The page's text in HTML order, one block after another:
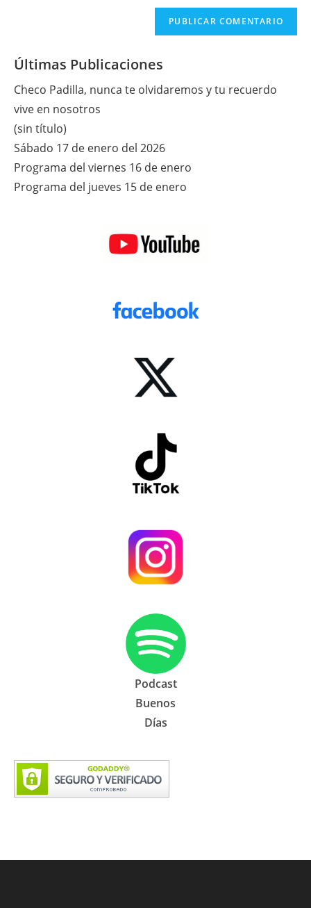
Últimas Publicaciones
Checo Padilla, nunca te olvidaremos y tu recuerdo
vive en nosotros
(sin título)
Sábado 17 de enero del 2026
Programa del viernes 16 de enero
Programa del jueves 15 de enero
Podcast
Buenos
Días